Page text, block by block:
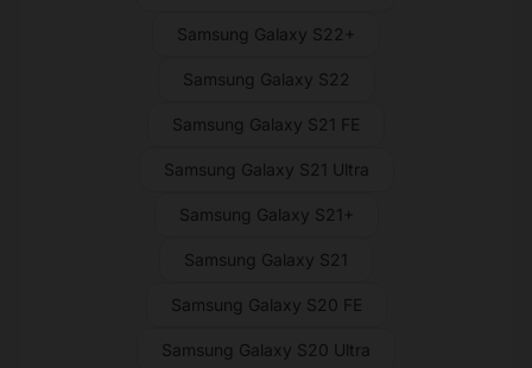
Samsung Galaxy S22+
Samsung Galaxy S22
Samsung Galaxy S21 FE
Samsung Galaxy S21 Ultra
Samsung Galaxy S21+
Samsung Galaxy S21
Samsung Galaxy S20 FE
Samsung Galaxy S20 Ultra